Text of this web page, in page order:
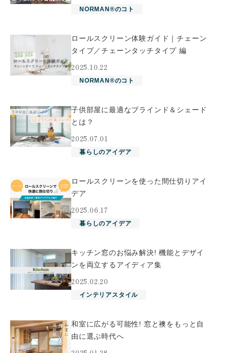
NORMAN®のコト
ロールスクリーン体験ガイド｜チェーン
タイプ／チェーンタッチタイプ 編
2025.10.22
NORMAN®のコト
子供部屋に最適なブラインド＆シェード
とは？
2025.07.01
暮らしのアイデア
ロールスクリーンを使った間仕切りアイ
デア
2025.06.17
暮らしのアイデア
キッチン窓のお悩み解決! 機能とデザイ
ンを両立するアイディア集
2025.02.20
インテリアスタイル
和室に広がる可能性! 窓と襖をもっと自
由に選ぶ時代へ